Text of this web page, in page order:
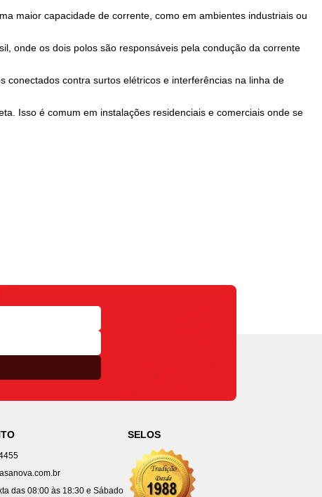
maior capacidade de corrente, como em ambientes industriais ou
onde os dois polos são responsáveis pela condução da corrente
conectados contra surtos elétricos e interferências na linha de
Isso é comum em instalações residenciais e comerciais onde se
das 08:00 às 18:30 e Sábado
SELOS